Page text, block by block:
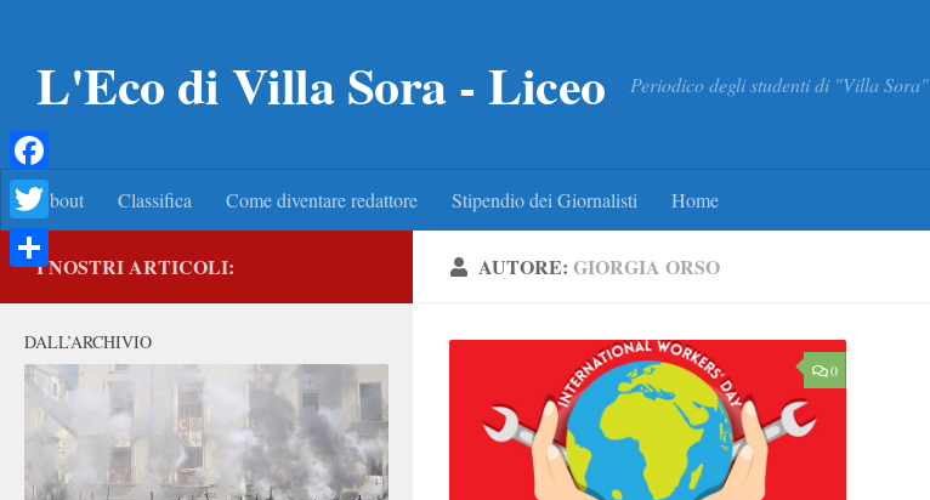
L'Eco di Villa Sora - Liceo Periodico degli studenti di "Villa Sora"
About Classifica Come diventare redattore Stipendio dei Giornalisti Home
AUTORE: GIORGIA ORSO
0
I NOSTRI ARTICOLI:
DALL’ARCHIVIO
Facebook
Twitter